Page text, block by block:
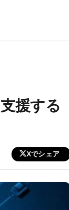
援する
Xでシェア